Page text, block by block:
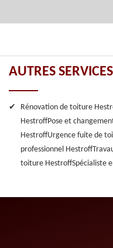
AUTRES SERVICES
Rénovation de toiture
HestroffPose et
HestroffUrgence fuite de
professionnel Hestroff
toiture HestroffSpécialiste